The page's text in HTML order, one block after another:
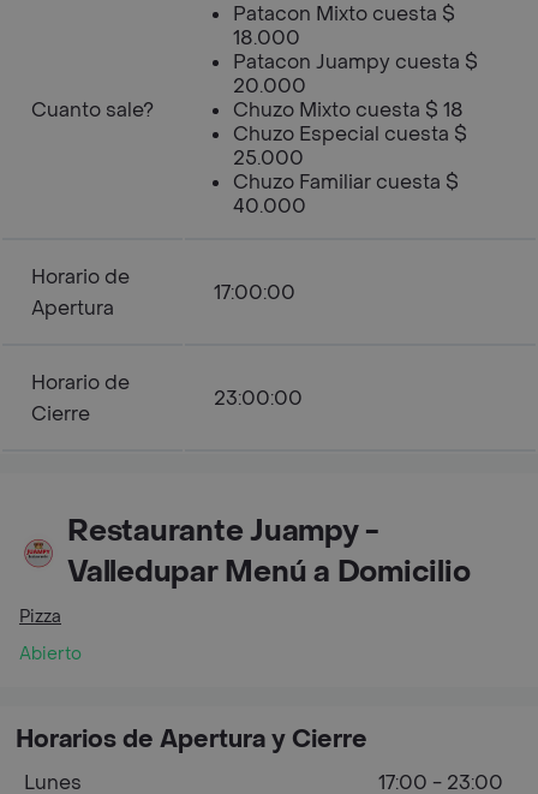
Cuanto sale?
Patacon Mixto cuesta $
18.000
Patacon Juampy cuesta $
20.000
Chuzo Mixto cuesta $ 18
Chuzo Especial cuesta $
25.000
Chuzo Familiar cuesta $
40.000
Horario de
Apertura
17:00:00
Horario de
Cierre
23:00:00
Restaurante Juampy -
Valledupar Menú a Domicilio
Pizza
Abierto
Horarios de Apertura y Cierre
Lunes
17:00 - 23:00